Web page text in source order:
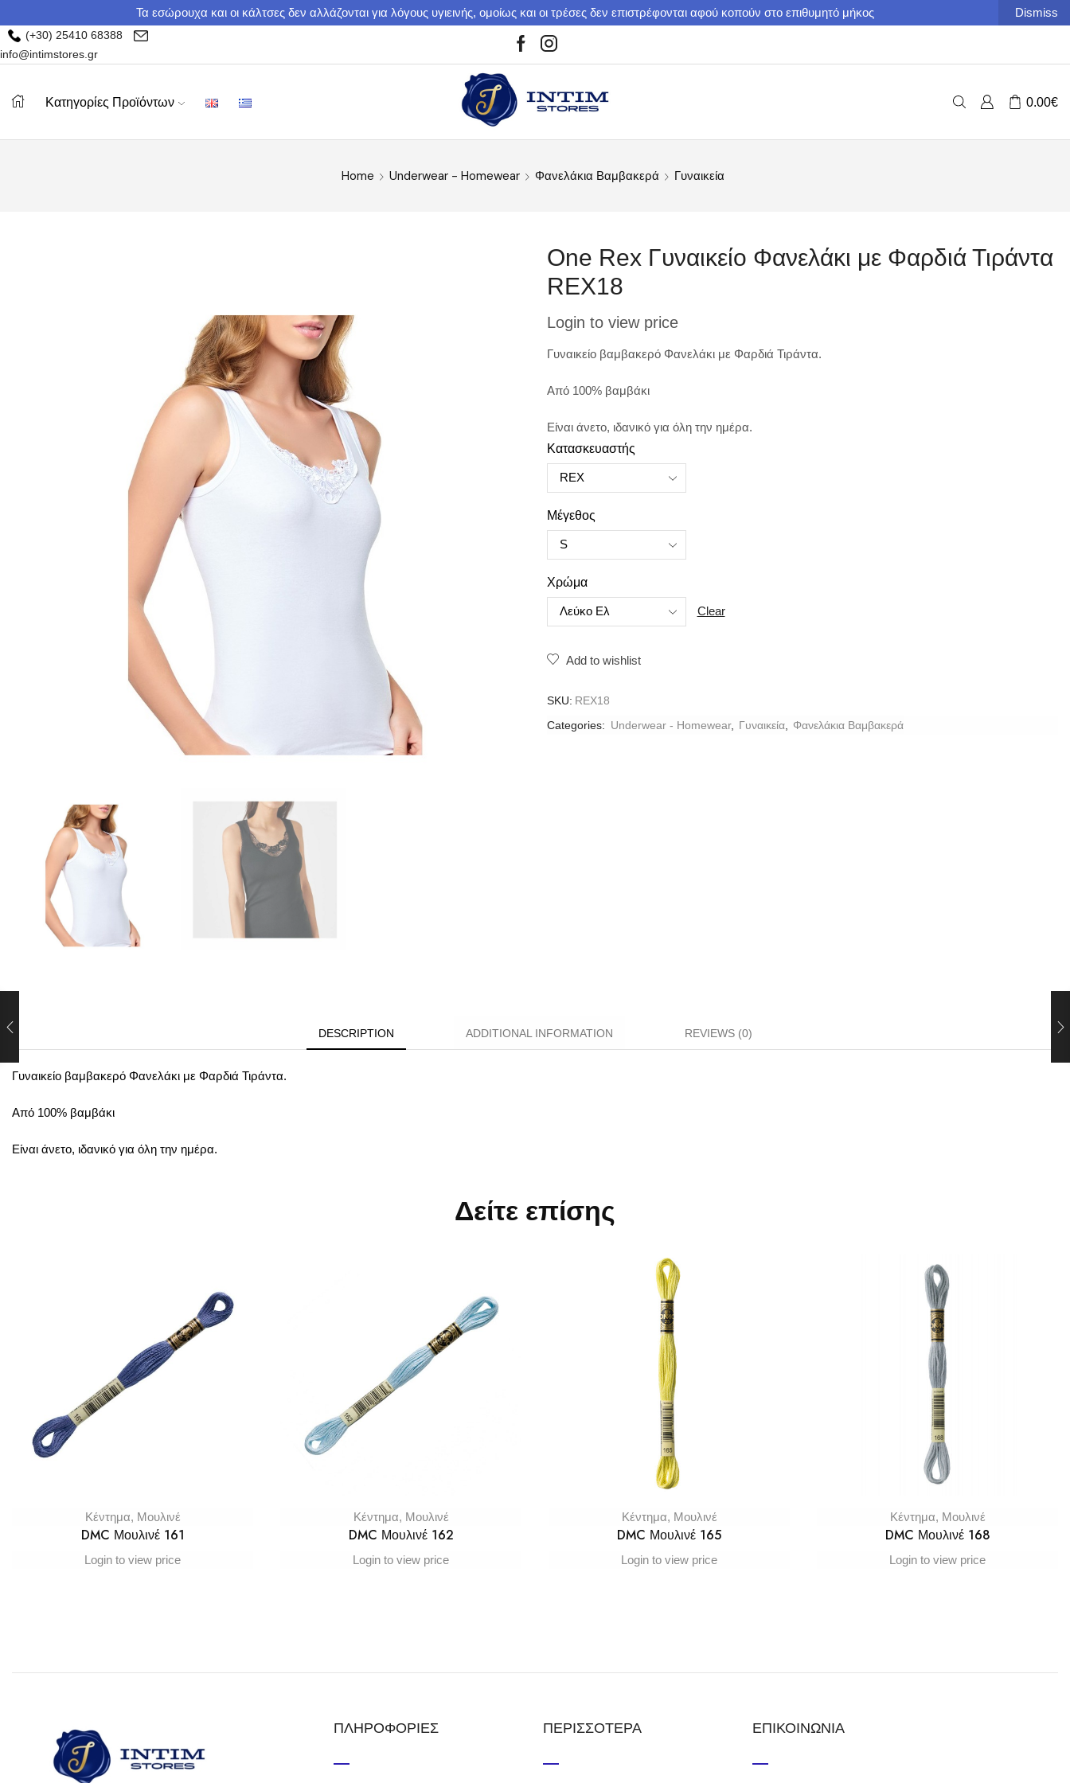
Τα εσώρουχα και οι κάλτσες δεν αλλάζονται για λόγους υγιεινής, ομοίως και οι τρέσες δεν επιστρέφονται αφού κοπούν στο επιθυμητό μήκος Dismiss
(+30) 25410 68388
info@intimstores.gr
Κατηγορίες Προϊόντων 0.00€
Home Underwear - Homewear Φανελάκια Βαμβακερά Γυναικεία
One Rex Γυναικείο Φανελάκι με Φαρδιά Τιράντα
REX18
Login to view price
Γυναικείο βαμβακερό Φανελάκι με Φαρδιά Τιράντα.
Από 100% βαμβάκι
Είναι άνετο, ιδανικό για όλη την ημέρα.
Κατασκευαστής
Μέγεθος
Χρώμα
Clear
Add to wishlist
SKU: REX18
Categories: Underwear - Homewear, Γυναικεία Φανελάκια Βαμβακερά
DESCRIPTION ADDITIONAL INFORMATION REVIEWS (0)
Γυναικείο βαμβακερό Φανελάκι με Φαρδιά Τιράντα.
Από 100% βαμβάκι
Είναι άνετο, ιδανικό για όλη την ημέρα.
Δείτε επίσης
Κέντημα, Μουλινέ
DMC Μουλινέ 161
Login to view price
Κέντημα, Μουλινέ
DMC Μουλινέ 162
Login to view price
Κέντημα, Μουλινέ
DMC Μουλινέ 165
Login to view price
Κέντημα, Μουλινέ
DMC Μουλινέ 168
Login to view price
ΠΛΗΡΟΦΟΡΙΕΣ ΠΕΡΙΣΣΟΤΕΡΑ ΕΠΙΚΟΙΝΩΝΙΑ